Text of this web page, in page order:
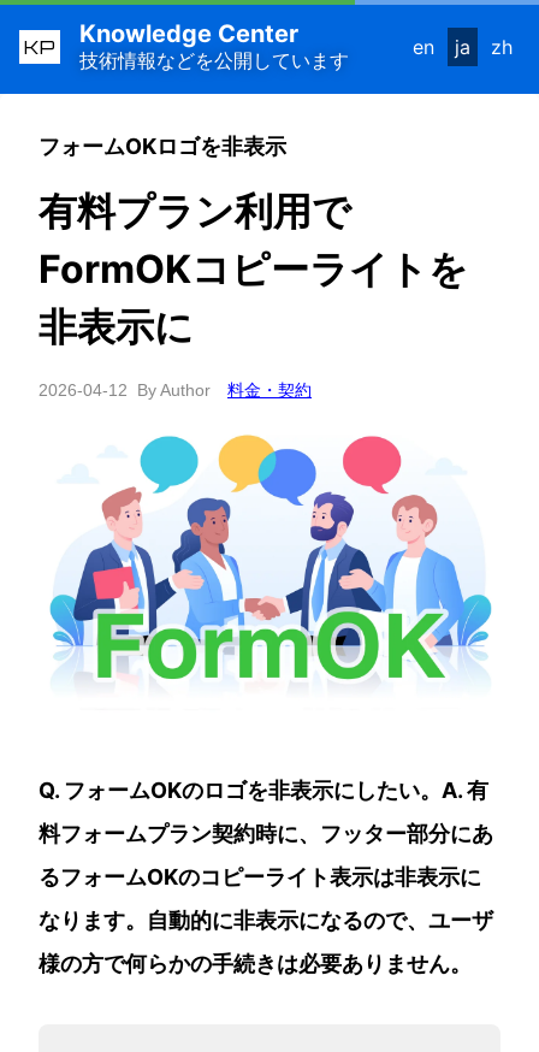
KP Knowledge Center
技術情報などを公開しています
en ja zh
フォームOKロゴを非表示
有料プラン利用で
FormOKコピーライトを
非表示に
2026-04-12 By Author 料金・契約
Q. フォームOKのロゴを非表示にしたい。A. 有
料フォームプラン契約時に、フッター部分にあ
るフォームOKのコピーライト表示は非表示に
なります。自動的に非表示になるので、ユーザ
様の方で何らかの手続きは必要ありません。